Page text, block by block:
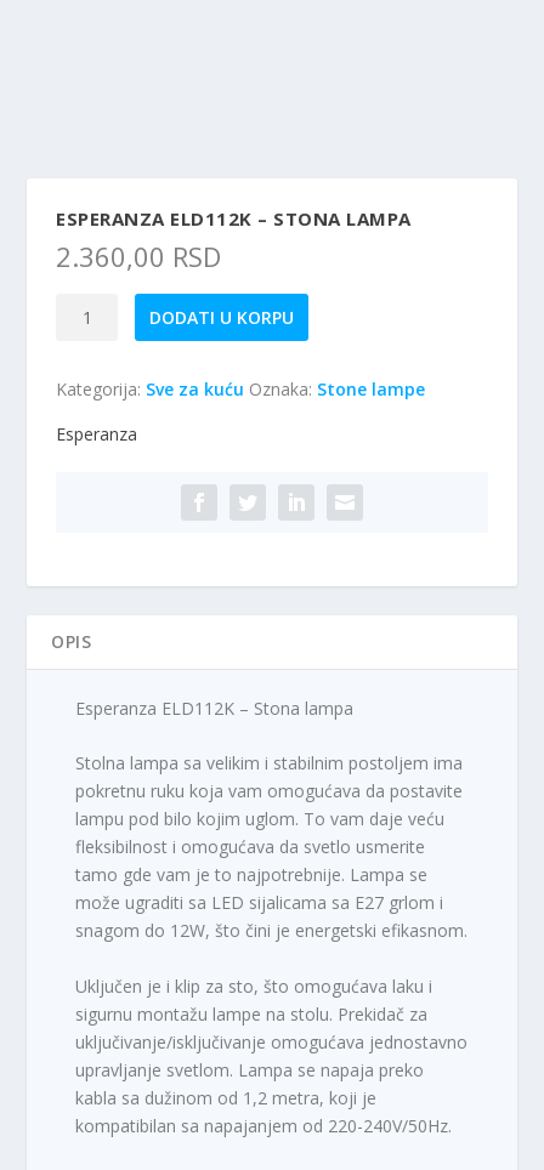
ESPERANZA ELD112K – STONA LAMPA
2.360,00 RSD
Stona
količina
DODATI U KORPU
Kategorija: Sve za kuću Oznaka: Stone lampe
Esperanza
OPIS
Esperanza ELD112K – Stona lampa
Stolna lampa sa velikim i stabilnim postoljem ima
pokretnu ruku koja vam omogućava da postavite
lampu pod bilo kojim uglom. To vam daje veću
fleksibilnost i omogućava da svetlo usmerite
tamo gde vam je to najpotrebnije. Lampa se
može ugraditi sa LED sijalicama sa E27 grlom i
snagom do 12W, što čini je energetski efikasnom.
Uključen je i klip za sto, što omogućava laku i
sigurnu montažu lampe na stolu. Prekidač za
uključivanje/isključivanje omogućava jednostavno
upravljanje svetlom. Lampa se napaja preko
kabla sa dužinom od 1,2 metra, koji je
kompatibilan sa napajanjem od 220-240V/50Hz.